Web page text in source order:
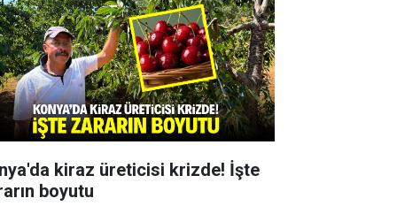
kiraz üreticisi krizde! İşte
boyutu